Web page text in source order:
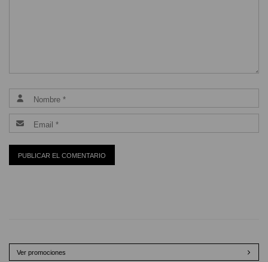
Ver promociones